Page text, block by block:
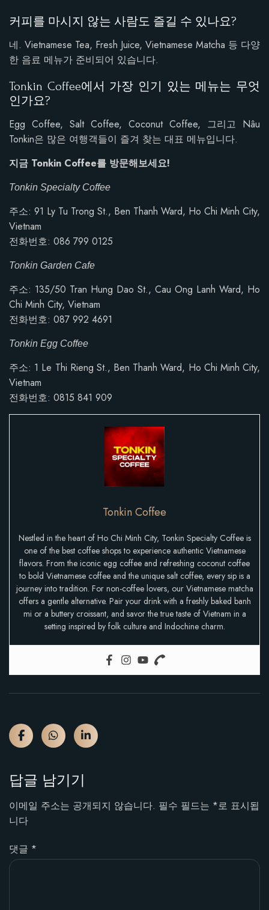
커피를 마시지 않는 사람도 즐길 수 있나요?
네. Vietnamese Tea, Fresh Juice, Vietnamese Matcha 등 다양
한 음료 메뉴가 준비되어 있습니다.
Tonkin Coffee에서 가장 인기 있는 메뉴는 무엇
인가요?
Egg Coffee, Salt Coffee, Coconut Coffee, 그리고 Nâu
Tonkin은 많은 여행객들이 즐겨 찾는 대표 메뉴입니다.
지금 Tonkin Coffee를 방문해보세요!
Tonkin Specialty Coffee
주소: 91 Ly Tu Trong St., Ben Thanh Ward, Ho Chi Minh City,
Vietnam
전화번호: 086 799 0125
Tonkin Garden Cafe
주소: 135/50 Tran Hung Dao St., Cau Ong Lanh Ward, Ho
Chi Minh City, Vietnam
전화번호: 087 992 4691
Tonkin Egg Coffee
주소: 1 Le Thi Rieng St., Ben Thanh Ward, Ho Chi Minh City,
Vietnam
전화번호: 0815 841 909
Tonkin Coffee
Nestled in the heart of Ho Chi Minh City, Tonkin Specialty Coffee is
one of the best coffee shops to experience authentic Vietnamese
flavors. From the iconic egg coffee and refreshing coconut coffee
to bold Vietnamese coffee and the unique salt coffee, every sip is a
journey into tradition. For non-coffee lovers, our Vietnamese matcha
offers a gentle alternative. Pair your drink with a freshly baked banh
mi or a buttery croissant, and savor the true taste of Vietnam in a
setting inspired by folk culture and Indochine charm.
답글 남기기
이메일 주소는 공개되지 않습니다. 필수 필드는 *로 표시됩
니다
댓글 *